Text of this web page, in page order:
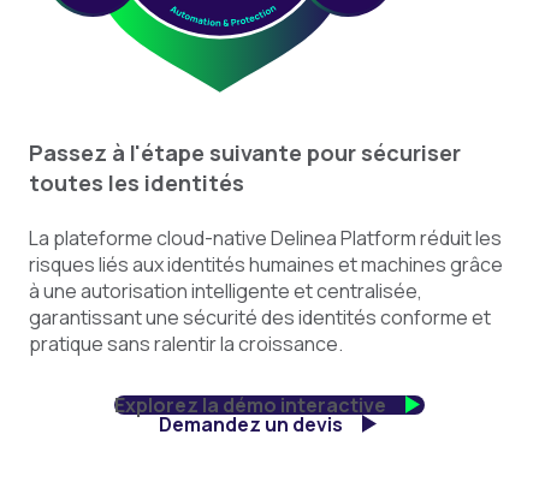
Passez à l'étape suivante pour sécuriser
toutes les identités
La plateforme cloud-native Delinea Platform réduit les
risques liés aux identités humaines et machines grâce
à une autorisation intelligente et centralisée,
garantissant une sécurité des identités conforme et
pratique sans ralentir la croissance.
Explorez la démo interactive
Demandez un devis